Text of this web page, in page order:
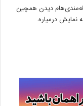
دیدن همچین
نمایش درمیاره.